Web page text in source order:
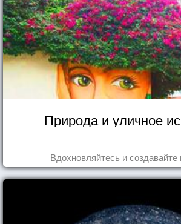
Природа и уличное
Вдохновляйтесь и